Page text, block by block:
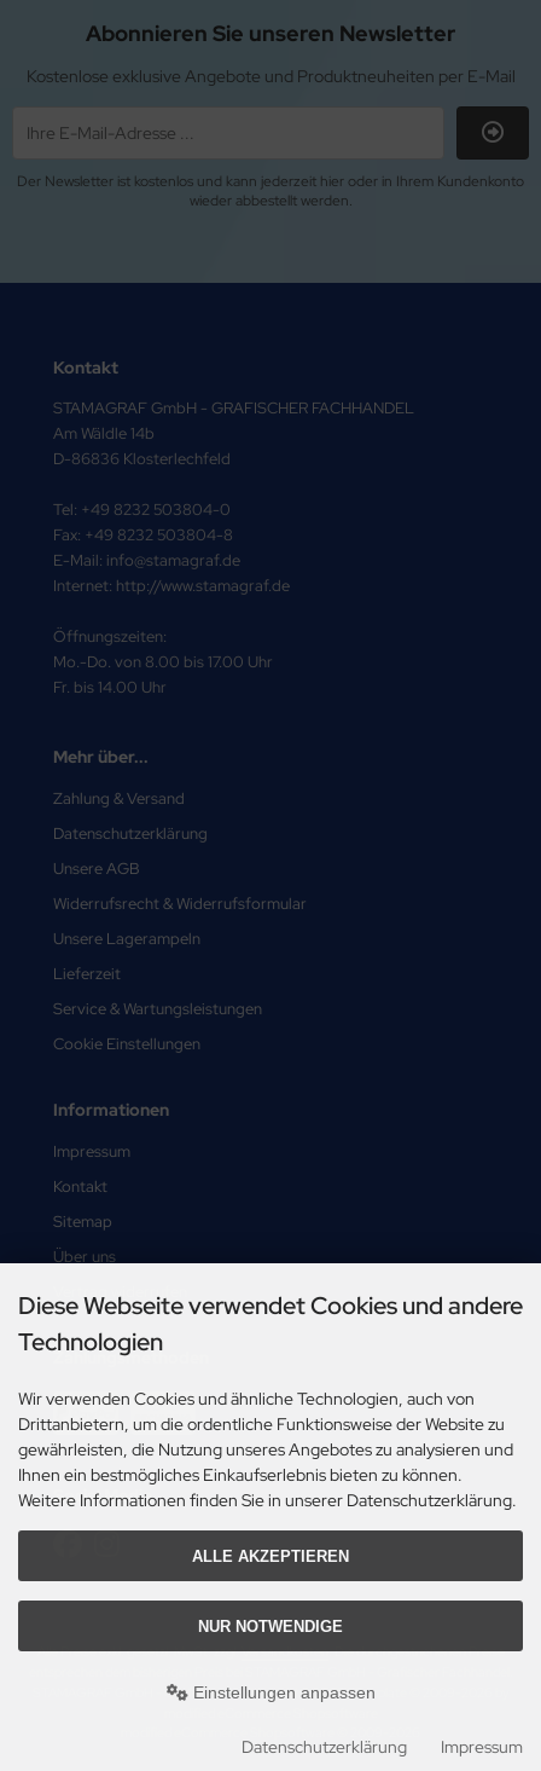
Abonnieren Sie unseren Newsletter
Kostenlose exklusive Angebote und Produktneuheiten per E-Mail
Der Newsletter ist kostenlos und kann jederzeit hier oder in Ihrem Kundenkonto
wieder abbestellt werden.
Kontakt
STAMAGRAF GmbH - GRAFISCHER FACHHANDEL
Am Wäldle 14b
D-86836 Klosterlechfeld
Tel: +49 8232 503804-0
Fax: +49 8232 503804-8
E-Mail: info@stamagraf.de
Internet: http://www.stamagraf.de
Öffnungszeiten:
Mo.-Do. von 8.00 bis 17.00 Uhr
Fr. bis 14.00 Uhr
Mehr über...
Zahlung & Versand
Datenschutzerklärung
Unsere AGB
Widerrufsrecht & Widerrufsformular
Unsere Lagerampeln
Lieferzeit
Service & Wartungsleistungen
Cookie Einstellungen
Informationen
Impressum
Kontakt
Sitemap
Über uns
Vertrag widerrufen
Zahlungsmethoden
Social Media
Alle Preise exkl. gesetzl. MwSt. zzgl.Versandkosten. Die durchgestrichenen Preise
STAMAGRAF GmbH - Grafischer Fachhandel © 2026 | Template © 2009-2026 by
Diese Webseite verwendet Cookies und andere
Technologien
Wir verwenden Cookies und ähnliche Technologien, auch von
Drittanbietern, um die ordentliche Funktionsweise der Website zu
gewährleisten, die Nutzung unseres Angebotes zu analysieren und
Ihnen ein bestmögliches Einkaufserlebnis bieten zu können.
Weitere Informationen finden Sie in unserer Datenschutzerklärung.
ALLE AKZEPTIEREN
NUR NOTWENDIGE
Einstellungen anpassen
Datenschutzerklärung Impressum